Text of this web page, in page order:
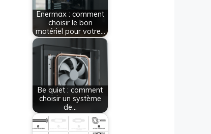
Enermax : comment
choisir le bon
matériel pour votre…
Be quiet : comment
choisir un système
de…